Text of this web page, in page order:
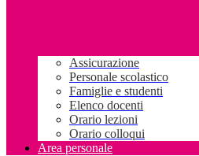
Assicurazione
Personale scolastico
Famiglie e studenti
Elenco docenti
Orario lezioni
Orario colloqui
Area personale